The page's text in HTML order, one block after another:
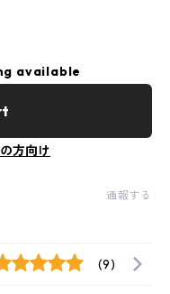
available
方向け
通報する
(9)